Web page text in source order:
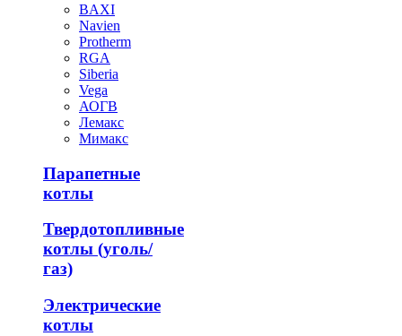
BAXI
Navien
Protherm
RGA
Siberia
Vega
АОГВ
Лемакс
Мимакс
Парапетные
котлы
Твердотопливные
котлы (уголь/
газ)
Электрические
котлы